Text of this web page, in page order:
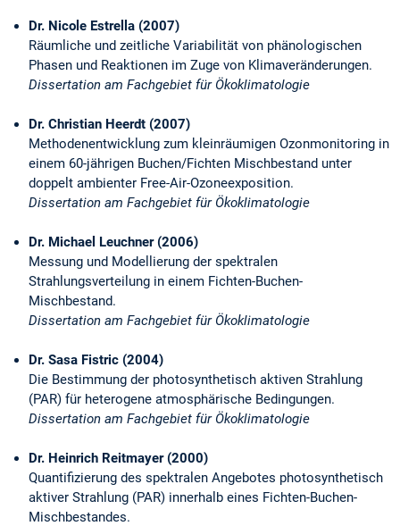
Dr. Nicole Estrella (2007)
Räumliche und zeitliche Variabilität von phänologischen
Phasen und Reaktionen im Zuge von Klimaveränderungen.
Dissertation am Fachgebiet für Ökoklimatologie
Dr. Christian Heerdt (2007)
Methodenentwicklung zum kleinräumigen Ozonmonitoring in
einem 60-jährigen Buchen/Fichten Mischbestand unter
doppelt ambienter Free-Air-Ozoneexposition.
Dissertation am Fachgebiet für Ökoklimatologie
Dr. Michael Leuchner (2006)
Messung und Modellierung der spektralen
Strahlungsverteilung in einem Fichten-Buchen-
Mischbestand.
Dissertation am Fachgebiet für Ökoklimatologie
Dr. Sasa Fistric (2004)
Die Bestimmung der photosynthetisch aktiven Strahlung
(PAR) für heterogene atmosphärische Bedingungen.
Dissertation am Fachgebiet für Ökoklimatologie
Dr. Heinrich Reitmayer (2000)
Quantifizierung des spektralen Angebotes photosynthetisch
aktiver Strahlung (PAR) innerhalb eines Fichten-Buchen-
Mischbestandes.